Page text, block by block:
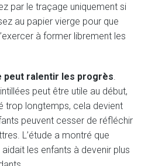
par le traçage uniquement si
au papier vierge pour que
à former librement les
peut ralentir les progrès
peut être utile au début,
trop longtemps, cela devient
peuvent cesser de réfléchir
L’étude a montré que
aidait les enfants à devenir plus